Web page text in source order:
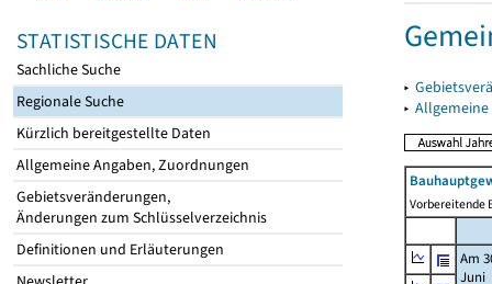
STATISTISCHE DATEN
Sachliche Suche
Regionale Suche
Kürzlich bereitgestellte Daten
Allgemeine Angaben, Zuordnungen
Gebietsveränderungen,
Änderungen zum Schlüsselverzeichnis
Definitionen und Erläuterungen
▸
▸
Vorbereitende
Am
Juni